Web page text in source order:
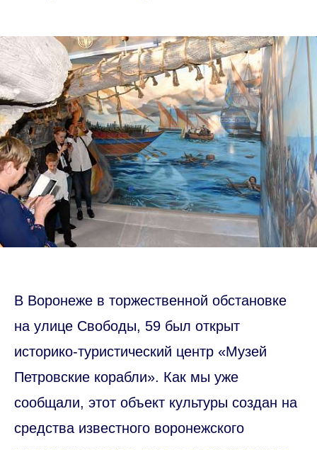
В Воронеже в торжественной обстановке
на улице Свободы, 59 был открыт
историко-туристический центр «Музей
Петровские корабли». Как мы уже
сообщали, этот объект культуры создан на
средства известного воронежского